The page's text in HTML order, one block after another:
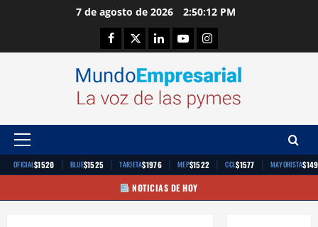
7 de agosto de 2026 2:50:13 PM
Facebook
TwitterLinkedinYoutubeInstagram
Menú
principal
OFICIAL$1520 | BLUE$1525 | TARJETA$1976 | MEP$1522 | CCL$1577 | MAYORISTA
NOTICIAS DE HOY